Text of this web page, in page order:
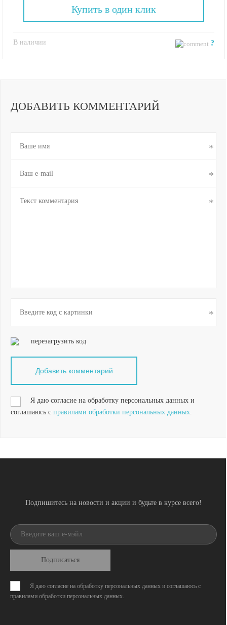
В наличии ?
Купить в один клик
ДОБАВИТЬ КОММЕНТАРИЙ
перезагрузить код
Я даю согласие на обработку персональных данных и
соглашаюсь с правилами обработки персональных данных
Подпишитесь на новости и акции и будьте в курсе всего!
Подписаться
Я даю согласие на обработку персональных данных и соглашаюсь с
правилами обработки персональных данных.